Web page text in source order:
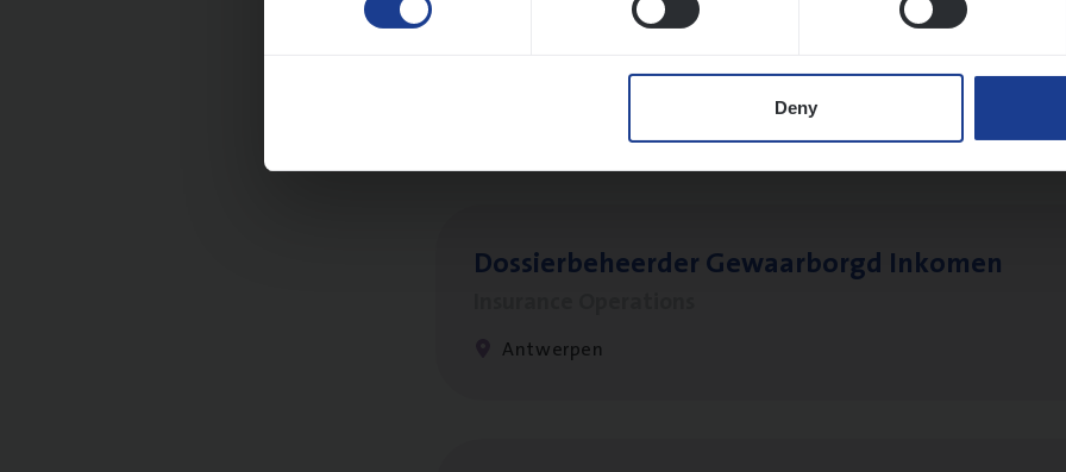
Deny
Cus­to­mer Care Expert
Customer Services
Dos­sier­be­heer­der Gewaar­borgd Inkomen
Antwerpen